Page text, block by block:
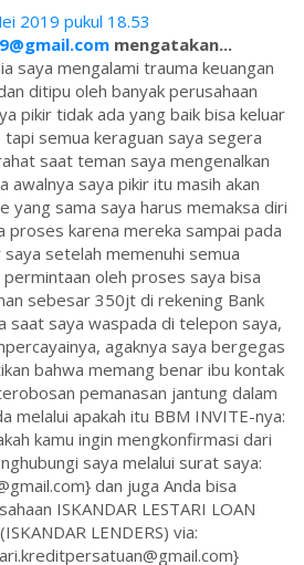
2019 pukul 18.53
mengatakan...
saya mengalami trauma keuangan
ditipu oleh banyak perusahaan
pikir tidak ada yang baik bisa keluar
semua keraguan saya segera
saat teman saya mengenalkan
awalnya saya pikir itu masih akan
yang sama saya harus memaksa diri
proses karena mereka sampai pada
setelah memenuhi semua
oleh proses saya bisa
sebesar 350jt di rekening Bank
saat saya waspada di telepon saya,
agaknya saya bergegas
bahwa memang benar ibu kontak
pemanasan jantung dalam
melalui apakah itu BBM INVITE-nya:
kamu ingin mengkonfirmasi dari
saya melalui surat saya:
dan juga Anda bisa
ISKANDAR LESTARI LOAN
LENDERS) via: